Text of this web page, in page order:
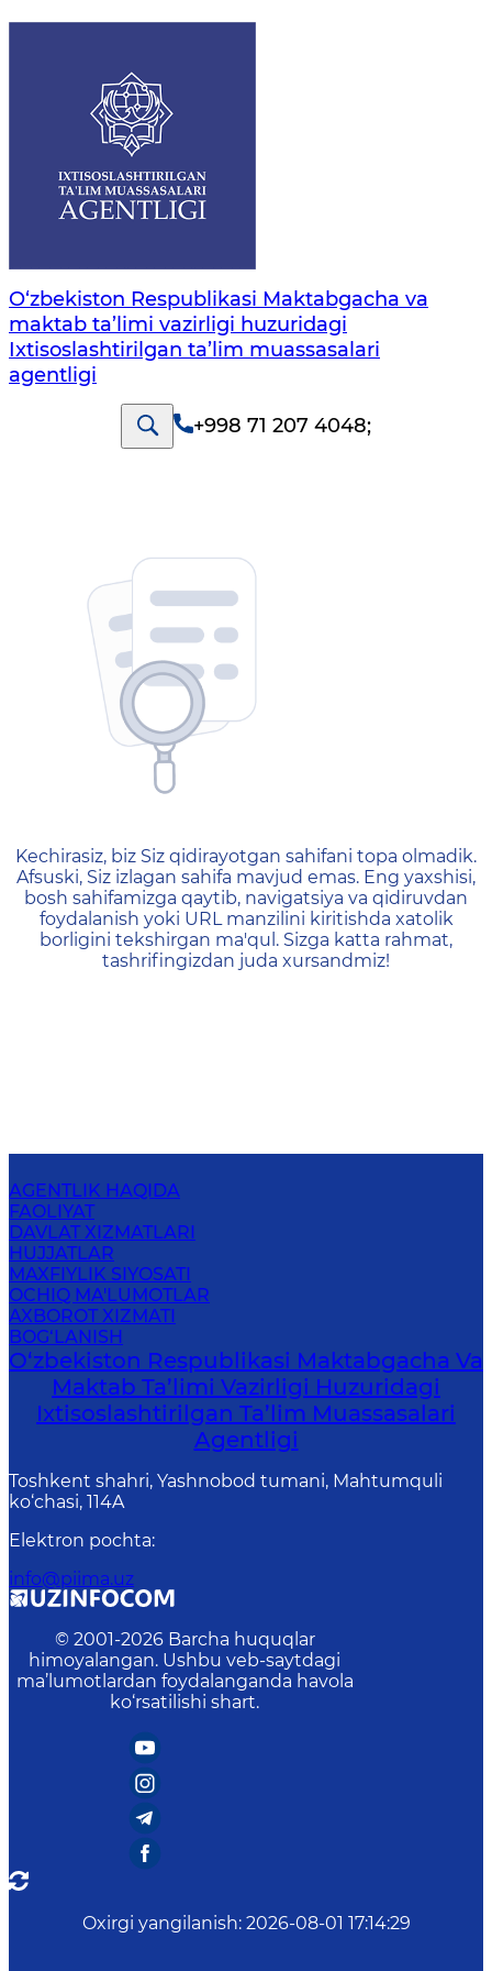
O‘zbekiston Respublikasi Maktabgacha va
maktab ta’limi vazirligi huzuridagi
Ixtisoslashtirilgan ta’lim muassasalari
agentligi
+998 71 207 4048;
404 — Страница не
Kechirasiz, biz Siz qidirayotgan sahifani topa olmadik.
Afsuski, Siz izlagan sahifa mavjud emas. Eng yaxshisi,
bosh sahifamizga qaytib, navigatsiya va qidiruvdan
foydalanish yoki URL manzilini kiritishda xatolik
borligini tekshirgan ma'qul. Sizga katta rahmat,
tashrifingizdan juda xursandmiz!
AGENTLIK HAQIDA
FAOLIYAT
DAVLAT XIZMATLARI
HUJJATLAR
MAXFIYLIK SIYOSATI
OCHIQ MA'LUMOTLAR
AXBOROT XIZMATI
BOG‘LANISH
O‘zbekiston Respublikasi Maktabgacha Va
Maktab Ta’limi Vazirligi Huzuridagi
Ixtisoslashtirilgan Ta’lim Muassasalari
Agentligi
Toshkent shahri, Yashnobod tumani, Mahtumquli
ko‘chasi, 114A
Elektron pochta:
info@piima.uz
© 2001-2026 Barcha huquqlar
himoyalangan. Ushbu veb-saytdagi
ma’lumotlardan foydalanganda havola
ko‘rsatilishi shart.
Oxirgi yangilanish: 2026-08-01 17:14:29